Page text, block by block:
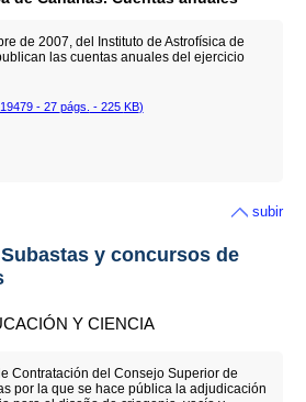
de 2007, del Instituto de Astrofísica de
las cuentas anuales del ejercicio
- 27 págs. - 225 KB)
subir
y concursos de
Y CIENCIA
Contratación del Consejo Superior de
por la que se hace pública la adjudicación